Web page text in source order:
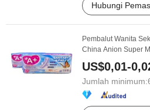
Hubungi
Pembalut Wanita
China Anion Super
US$0,01-
Jumlah minimum: